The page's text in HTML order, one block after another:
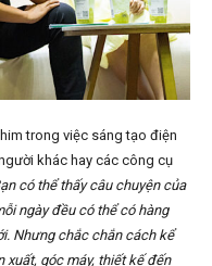
trong việc sáng tạo điện
khác hay các công cụ
có thể thấy câu chuyện của
ngày đều có thể có hàng
Nhưng chắc chắn cách kể
xuất, góc máy, thiết kế đến